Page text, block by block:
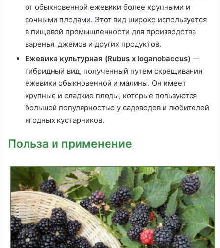
от обыкновенной ежевики более крупными и
сочными плодами. Этот вид широко используется
в пищевой промышленности для производства
варенья, джемов и других продуктов.
Ежевика культурная (Rubus x loganobaccus) —
гибридный вид, полученный путем скрещивания
ежевики обыкновенной и малины. Он имеет
крупные и сладкие плоды, которые пользуются
большой популярностью у садоводов и любителей
ягодных кустарников.
Польза и применение